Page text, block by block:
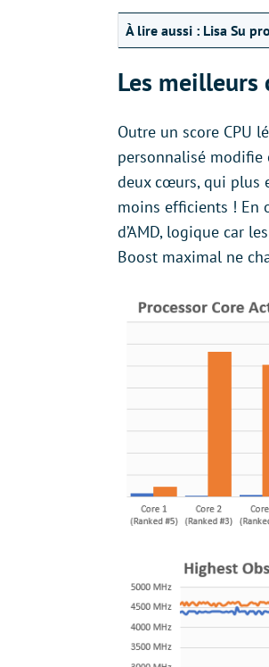
À lire aussi : Lisa Su
Les
Outre un score CPU
personnalisé
deux cœurs, qui plus
moins efficients ! En
d’AMD, logique car
Boost maximal ne